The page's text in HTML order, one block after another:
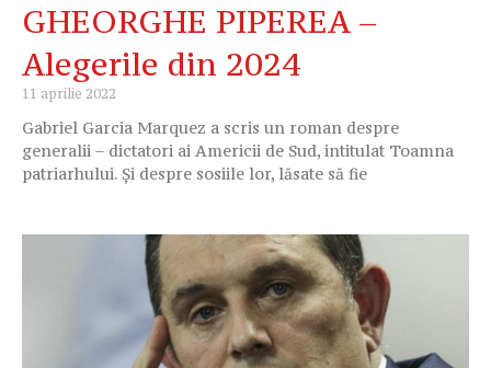
GHEORGHE PIPEREA –
Alegerile din 2024
11 aprilie 2022
Gabriel Garcia Marquez a scris un roman despre
generalii – dictatori ai Americii de Sud, intitulat Toamna
patriarhului. Și despre sosiile lor, lăsate să fie